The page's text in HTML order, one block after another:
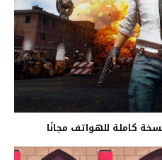
كاملة للهواتف مجانًا